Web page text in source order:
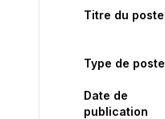
Titre du poste
Type de poste
Date de
publication